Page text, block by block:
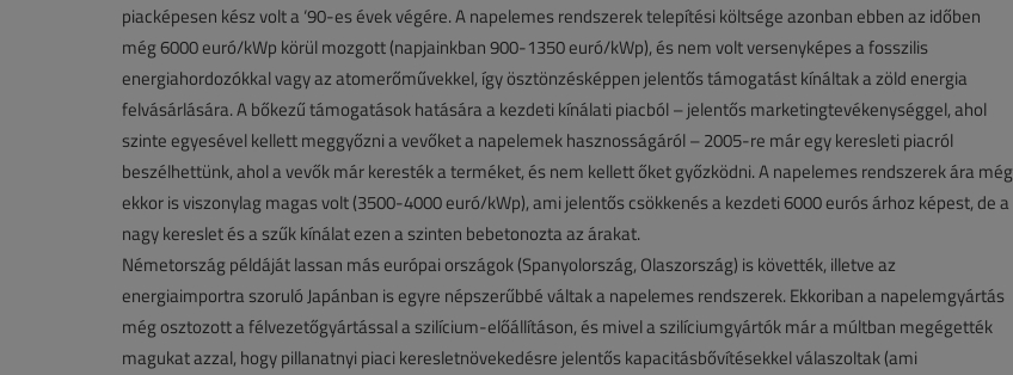
piacképesen kész volt a ‘90-es évek végére. A napelemes rendszerek telepítési költsége azonban ebben az időben
még 6000 euró/kWp körül mozgott (napjainkban 900-1350 euró/kWp), és nem volt versenyképes a fosszilis
energiahordozókkal vagy az atomerőművekkel, így ösztönzésképpen jelentős támogatást kínáltak a zöld energia
felvásárlására. A bőkezű támogatások hatására a kezdeti kínálati piacból – jelentős marketingtevékenységgel, ahol
szinte egyesével kellett meggyőzni a vevőket a napelemek hasznosságáról – 2005-re már egy keresleti piacról
beszélhettünk, ahol a vevők már keresték a terméket, és nem kellett őket győzködni. A napelemes rendszerek ára még
ekkor is viszonylag magas volt (3500-4000 euró/kWp), ami jelentős csökkenés a kezdeti 6000 eurós árhoz képest, de a
nagy kereslet és a szűk kínálat ezen a szinten bebetonozta az árakat.
Németország példáját lassan más európai országok (Spanyolország, Olaszország) is követték, illetve az
energiaimportra szoruló Japánban is egyre népszerűbbé váltak a napelemes rendszerek. Ekkoriban a napelemgyártás
még osztozott a félvezetőgyártással a szilícium-előállításon, és mivel a szilíciumgyártók már a múltban megégették
magukat azzal, hogy pillanatnyi piaci keresletnövekedésre jelentős kapacitásbővítésekkel válaszoltak (ami